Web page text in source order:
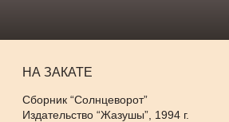
НА ЗАКАТЕ
Сборник “Солнцеворот”
Издательство “Жазушы”, 1994 г.